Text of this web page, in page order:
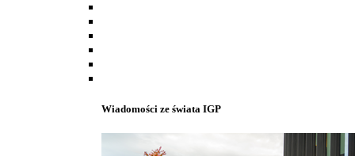
Wiadomości ze świata IGP